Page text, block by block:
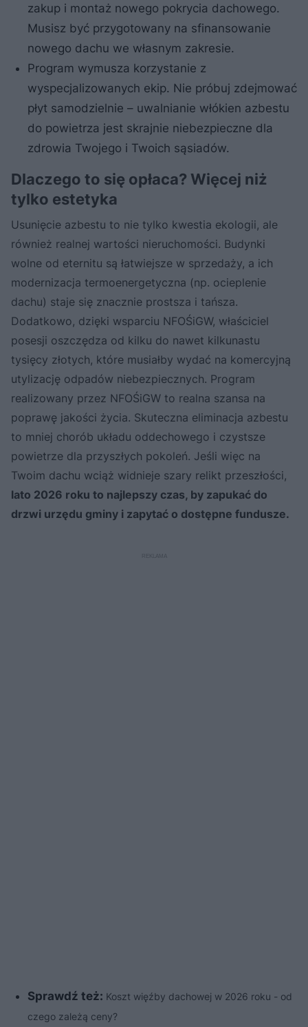
zakup i montaż nowego pokrycia dachowego.
Musisz być przygotowany na sfinansowanie
nowego dachu we własnym zakresie.
Program wymusza korzystanie z
wyspecjalizowanych ekip. Nie próbuj zdejmować
płyt samodzielnie – uwalnianie włókien azbestu
do powietrza jest skrajnie niebezpieczne dla
zdrowia Twojego i Twoich sąsiadów.
Dlaczego to się opłaca? Więcej niż
tylko estetyka
Usunięcie azbestu to nie tylko kwestia ekologii, ale
również realnej wartości nieruchomości. Budynki
wolne od eternitu są łatwiejsze w sprzedaży, a ich
modernizacja termoenergetyczna (np. ocieplenie
dachu) staje się znacznie prostsza i tańsza.
Dodatkowo, dzięki wsparciu NFOŚiGW, właściciel
posesji oszczędza od kilku do nawet kilkunastu
tysięcy złotych, które musiałby wydać na komercyjną
utylizację odpadów niebezpiecznych. Program
realizowany przez NFOŚiGW to realna szansa na
poprawę jakości życia. Skuteczna eliminacja azbestu
to mniej chorób układu oddechowego i czystsze
powietrze dla przyszłych pokoleń. Jeśli więc na
Twoim dachu wciąż widnieje szary relikt przeszłości,
lato 2026 roku to najlepszy czas, by zapukać do
drzwi urzędu gminy i zapytać o dostępne fundusze.
Sprawdź też: Koszt więźby dachowej w 2026 roku - od
czego zależą ceny?